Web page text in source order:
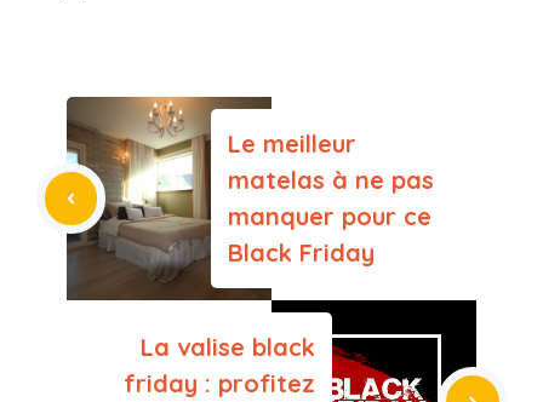
Le meilleur
matelas à ne pas
manquer pour ce
Black Friday
La valise black
friday : profitez